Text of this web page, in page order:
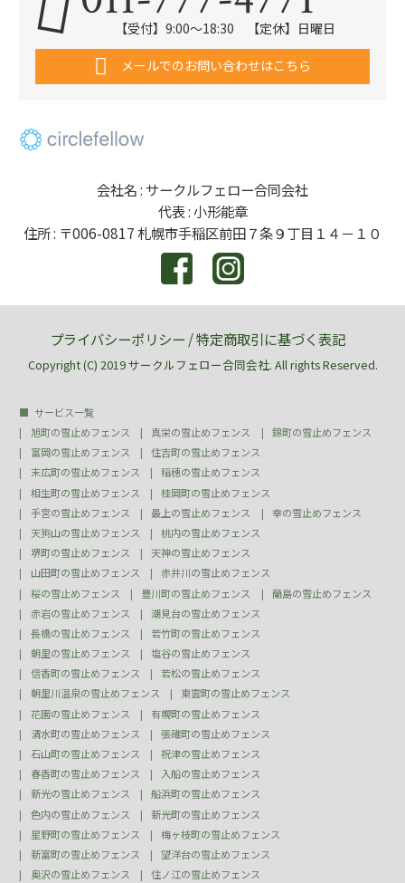
会社名 : サークルフェロー合同会社
代表 : 小形能章
住所 : 〒006-0817 札幌市手稲区前田７条９丁目１４－１０
【受付】9:00～18:30 【定休】日曜日
メールでのお問い合わせはこちら
プライバシーポリシー /特定商取引に基づく表記
Copyright (C) 2019 サークルフェロー合同会社. All rights Reserved.
サービス一覧
旭町の雪止めフェンス
真栄の雪止めフェンス
錦町の雪止めフェンス
富岡の雪止めフェンス
住吉町の雪止めフェンス
末広町の雪止めフェンス
稲穂の雪止めフェンス
相生町の雪止めフェンス
桂岡町の雪止めフェンス
手宮の雪止めフェンス
最上の雪止めフェンス
幸の雪止めフェンス
天狗山の雪止めフェンス
桃内の雪止めフェンス
堺町の雪止めフェンス
天神の雪止めフェンス
山田町の雪止めフェンス
赤井川の雪止めフェンス
桜の雪止めフェンス
豊川町の雪止めフェンス
蘭島の雪止めフェンス
赤岩の雪止めフェンス
潮見台の雪止めフェンス
長橋の雪止めフェンス
若竹町の雪止めフェンス
朝里の雪止めフェンス
塩谷の雪止めフェンス
信香町の雪止めフェンス
若松の雪止めフェンス
朝里川温泉の雪止めフェンス
東雲町の雪止めフェンス
花園の雪止めフェンス
有幌町の雪止めフェンス
清水町の雪止めフェンス
張碓町の雪止めフェンス
石山町の雪止めフェンス
祝津の雪止めフェンス
春香町の雪止めフェンス
入船の雪止めフェンス
新光の雪止めフェンス
船浜町の雪止めフェンス
色内の雪止めフェンス
新光町の雪止めフェンス
星野町の雪止めフェンス
梅ヶ枝町の雪止めフェンス
新富町の雪止めフェンス
望洋台の雪止めフェンス
奥沢の雪止めフェンス
住ノ江の雪止めフェンス